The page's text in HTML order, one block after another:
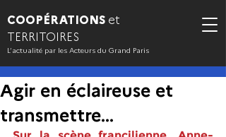
L’actualité par les Acteurs du Grand Paris
COOPÉRATIONS et
TERRITOIRES
Agir en éclaireuse et
transmettre...